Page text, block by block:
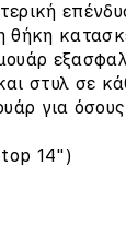
θήκη
στυλ σε
για
14")